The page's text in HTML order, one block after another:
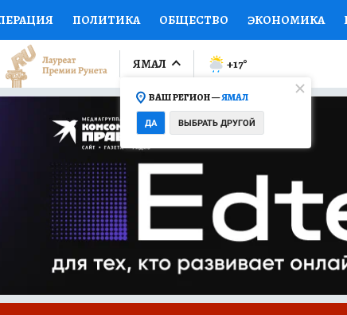
ПОЛИТИКА ОБЩЕСТВО ЭКОНОМИКА
СПОРТ КОЛУМНИСТЫ ПРОИСШЕСТВИЯ
ФИНАНСЫ ОТКРЫВАЕМ МИР
НА СПОРТ ПРОМОКОДЫ СЕРИАЛЫ
ТЕЛЕВИЗОР КОЛЛЕКЦИИ КОНКУРСЫ
НОВОЕ НА САЙТЕ
ЯМАЛ
ВАШ РЕГИОН —ЯМАЛ
ДА ВЫБРАТЬ ДРУГОЙ
+17°